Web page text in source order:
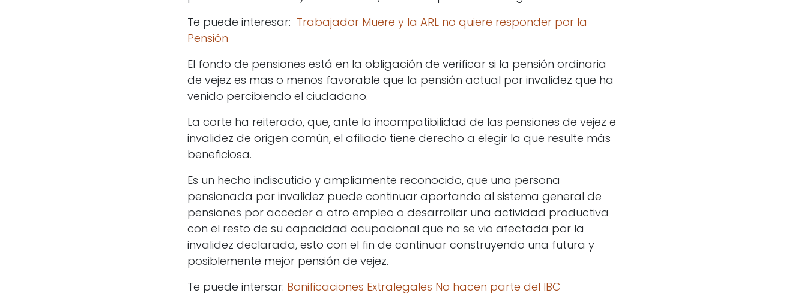
Te puede interesar: Trabajador Muere y la ARL no quiere responder por la
Pensión
El fondo de pensiones está en la obligación de verificar si la pensión ordinaria
de vejez es mas o menos favorable que la pensión actual por invalidez que ha
venido percibiendo el ciudadano.
La corte ha reiterado, que, ante la incompatibilidad de las pensiones de vejez e
invalidez de origen común, el afiliado tiene derecho a elegir la que resulte más
beneficiosa.
Es un hecho indiscutido y ampliamente reconocido, que una persona
pensionada por invalidez puede continuar aportando al sistema general de
pensiones por acceder a otro empleo o desarrollar una actividad productiva
con el resto de su capacidad ocupacional que no se vio afectada por la
invalidez declarada, esto con el fin de continuar construyendo una futura y
posiblemente mejor pensión de vejez.
Te puede intersar: Bonificaciones Extralegales No hacen parte del IBC